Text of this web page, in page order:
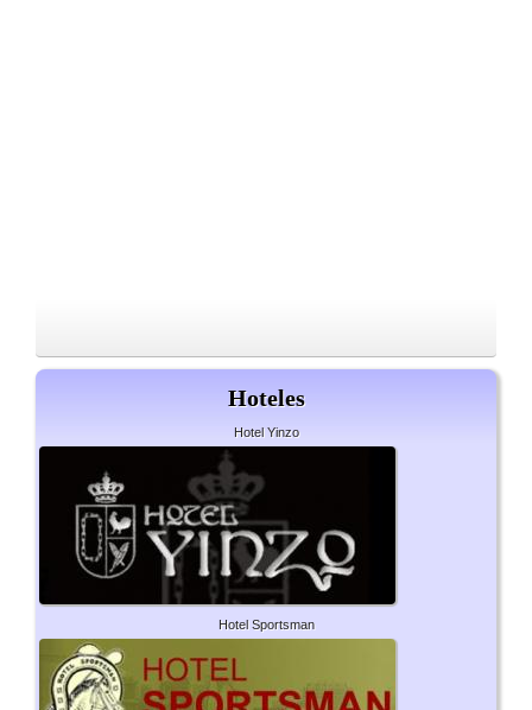
Hoteles
Hotel Yinzo
Hotel Sportsman